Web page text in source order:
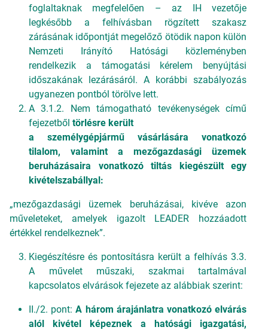
foglaltaknak megfelelően – az IH vezetője
legkésőbb a felhívásban rögzített szakasz
zárásának időpontját megelőző ötödik napon külön
Nemzeti Irányító Hatósági közleményben
rendelkezik a támogatási kérelem benyújtási
időszakának lezárásáról. A korábbi szabályozás
ugyanezen pontból törölve lett.
A 3.1.2. Nem támogatható tevékenységek című
fejezetből törlésre került
a személygépjármű vásárlására vonatkozó
tilalom, valamint a mezőgazdasági üzemek
beruházásaira vonatkozó tiltás kiegészült egy
kivételszabállyal:
„mezőgazdasági üzemek beruházásai, kivéve azon
műveleteket, amelyek igazolt LEADER hozzáadott
értékkel rendelkeznek”.
Kiegészítésre és pontosításra került a felhívás 3.3.
A művelet műszaki, szakmai tartalmával
kapcsolatos elvárások fejezete az alábbiak szerint:
II./2. pont:A három árajánlatra vonatkozó elvárás
alól kivétel képeznek a hatósági igazgatási,